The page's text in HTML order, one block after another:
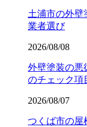
土浦市の外壁
業者選び
2026/08/08
外壁塗装の悪
のチェック項
2026/08/07
つくば市の屋